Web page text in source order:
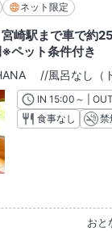
ネット限定
崎駅まで車で約
ペット条件付き
//風呂なし（
INチェックイン
15:00 ～ | OUT
食事なし
禁
おと